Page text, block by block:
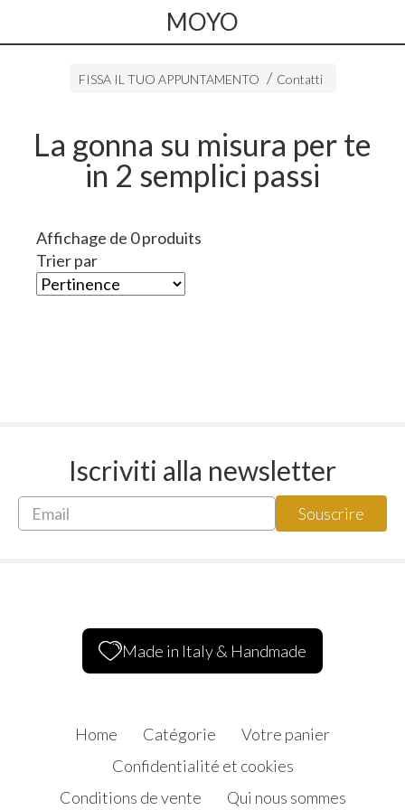
MOYO
FISSA IL TUO APPUNTAMENTO Contatti
La gonna su misura per te
in 2 semplici passi
Affichage de 0 produits
Trier par
Iscriviti alla newsletter
Made in Italy & Handmade
Home Catégorie
Votre panier
Confidentialité et cookies
Conditions de vente
Qui nous sommes